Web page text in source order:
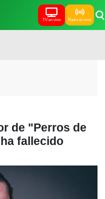
TV en vivo Radio en vivo
de "Perros de
fallecido